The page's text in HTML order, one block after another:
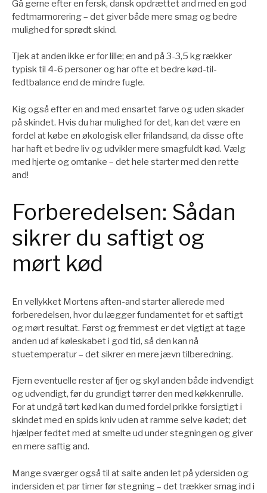
Gå gerne efter en fersk, dansk opdrættet and med en god
fedtmarmorering – det giver både mere smag og bedre
mulighed for sprødt skind.
Tjek at anden ikke er for lille; en and på 3-3,5 kg rækker
typisk til 4-6 personer og har ofte et bedre kød-til-
fedtbalance end de mindre fugle.
Kig også efter en and med ensartet farve og uden skader
på skindet. Hvis du har mulighed for det, kan det være en
fordel at købe en økologisk eller frilandsand, da disse ofte
har haft et bedre liv og udvikler mere smagfuldt kød. Vælg
med hjerte og omtanke – det hele starter med den rette
and!
Forberedelsen: Sådan
sikrer du saftigt og
mørt kød
En vellykket Mortens aften-and starter allerede med
forberedelsen, hvor du lægger fundamentet for et saftigt
og mørt resultat. Først og fremmest er det vigtigt at tage
anden ud af køleskabet i god tid, så den kan nå
stuetemperatur – det sikrer en mere jævn tilberedning.
Fjern eventuelle rester af fjer og skyl anden både indvendigt
og udvendigt, før du grundigt tørrer den med køkkenrulle.
For at undgå tørt kød kan du med fordel prikke forsigtigt i
skindet med en spids kniv uden at ramme selve kødet; det
hjælper fedtet med at smelte ud under stegningen og giver
en mere saftig and.
Mange sværger også til at salte anden let på ydersiden og
indersiden et par timer før stegning – det trækker smag ind i